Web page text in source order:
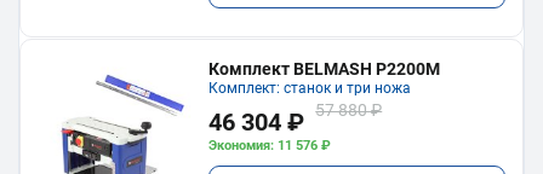
Комплект BELMASH P2200M
Комплект: станок и три ножа
46 304 ₽ 57 880 ₽
Экономия: 11 576 ₽